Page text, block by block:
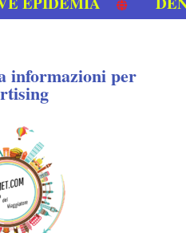
informazioni per